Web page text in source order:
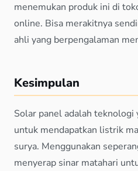
menemukan produk ini di
online. Bisa merakitnya
ahli yang berpengalaman
Kesimpulan
Solar panel adalah teknologi
untuk mendapatkan listrik
surya. Menggunakan
menyerap sinar matahari